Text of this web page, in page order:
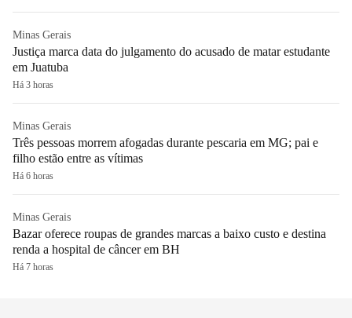
Minas Gerais
Justiça marca data do julgamento do acusado de matar estudante
em Juatuba
Há 3 horas
Minas Gerais
Três pessoas morrem afogadas durante pescaria em MG; pai e
filho estão entre as vítimas
Há 6 horas
Minas Gerais
Bazar oferece roupas de grandes marcas a baixo custo e destina
renda a hospital de câncer em BH
Há 7 horas